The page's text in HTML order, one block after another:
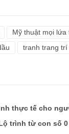
Mỹ thuật mọi lứa
tranh trang trí
thực tế cho
trình từ con số